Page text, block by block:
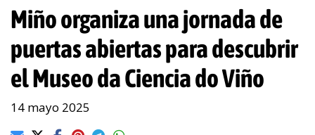
Miño organiza una jornada de
puertas abiertas para descubrir
el Museo da Ciencia do Viño
14 mayo 2025